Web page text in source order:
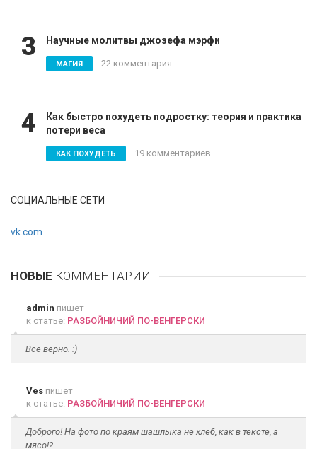
3 Научные молитвы джозефа мэрфи
МАГИЯ 22 комментария
4
Как быстро похудеть подростку: теория и практика
потери веса
КАК ПОХУДЕТЬ 19 комментариев
СОЦИАЛЬНЫЕ СЕТИ
vk.com
НОВЫЕ КОММЕНТАРИИ
admin пишет
к статье: РАЗБОЙНИЧИЙ ПО-ВЕНГЕРСКИ
Все верно. :)
Ves пишет
к статье: РАЗБОЙНИЧИЙ ПО-ВЕНГЕРСКИ
Доброго! На фото по краям шашлыка не хлеб, как в тексте, а
мясо!?